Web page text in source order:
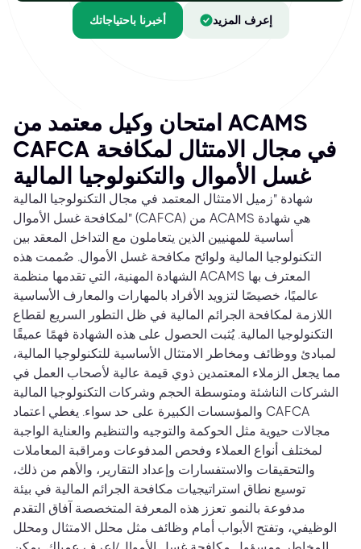
أخبرنا باحتياجاتك إعرف المزيد
امتحان وكيل معتمد من ACAMS
CAFCA في مجال الامتثال لمكافحة
غسل الأموال والتكنولوجيا المالية
شهادة "زميل الامتثال المعتمد في مجال التكنولوجيا المالية
لمكافحة غسل الأموال" (CAFCA) من ACAMS هي شهادة
أساسية للمهنيين الذين يتعاملون مع التداخل المعقد بين
التكنولوجيا المالية ولوائح مكافحة غسل الأموال. صُممت هذه
الشهادة المهنية، التي تقدمها منظمة ACAMS المعترف بها
عالميًا، خصيصًا لتزويد الأفراد بالمهارات والمعارف الأساسية
اللازمة لمكافحة الجرائم المالية في ظل التطور السريع لقطاع
التكنولوجيا المالية. يُثبت الحصول على هذه الشهادة فهمًا عميقًا
لمبادئ ووظائف ومخاطر الامتثال الأساسية للتكنولوجيا المالية،
مما يجعل الزملاء المعتمدين ذوي قيمة عالية لأصحاب العمل في
الشركات الناشئة ومتوسطة الحجم وشركات التكنولوجيا المالية
والمؤسسات الكبيرة على حد سواء. يغطي اعتماد CAFCA
مجالات حيوية مثل الحوكمة والتوجيه والتنظيم والعناية الواجبة
لمختلف أنواع العملاء وفحص المدفوعات ومراقبة المعاملات
والتحقيقات والاستفسارات وإعداد التقارير، والأهم من ذلك،
توسيع نطاق استراتيجيات مكافحة الجرائم المالية في بيئة
مدفوعة بالنمو. تعزز هذه المعرفة المتخصصة آفاق التقدم
الوظيفي، وتفتح الأبواب أمام وظائف مثل محلل الامتثال ومحلل